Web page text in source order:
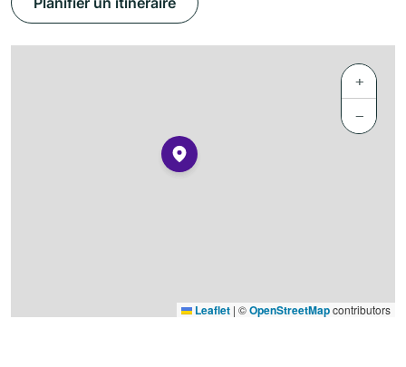
+
−
Leaflet | ©OpenStreetMapcontributors